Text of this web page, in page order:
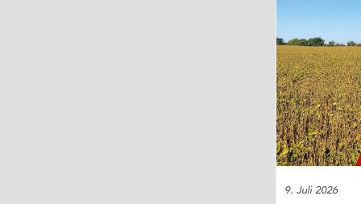
9. Juli 2026